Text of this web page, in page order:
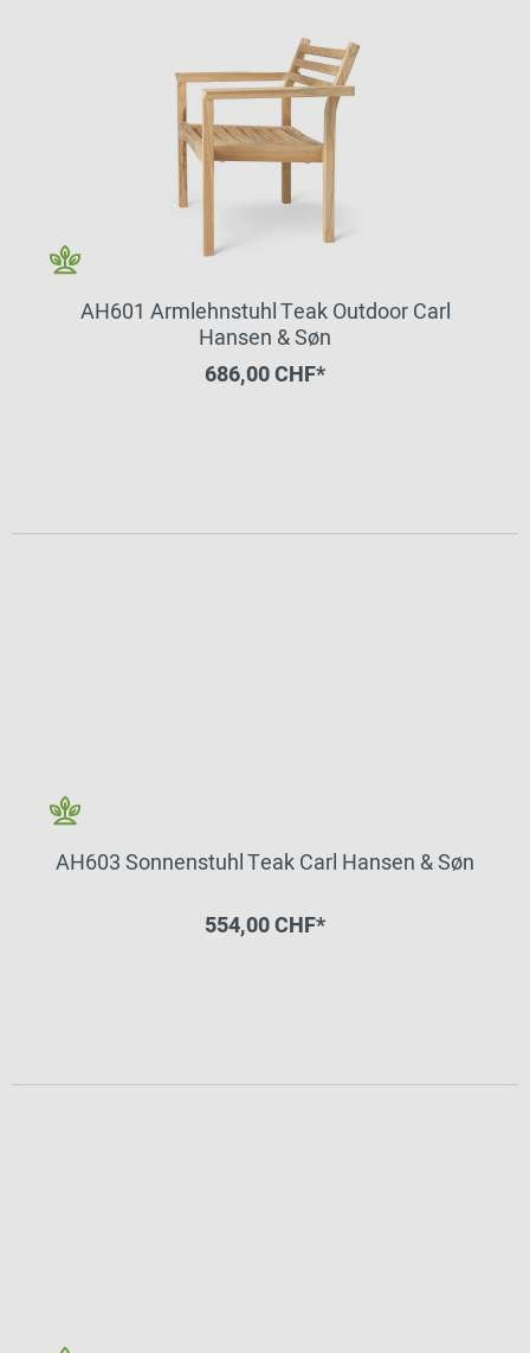
AH601 Armlehnstuhl Teak Outdoor Carl
Hansen & Søn
686,00 CHF*
AH603 Sonnenstuhl Teak Carl Hansen & Søn
554,00 CHF*